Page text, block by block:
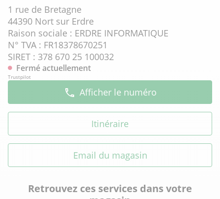
1 rue de Bretagne
44390 Nort sur Erdre
Raison sociale : ERDRE INFORMATIQUE
N° TVA : FR18378670251
SIRET : 378 670 25 100032
Fermé actuellement
Trustpilot
Afficher le numéro
Itinéraire
Email du magasin
Retrouvez ces services dans votre